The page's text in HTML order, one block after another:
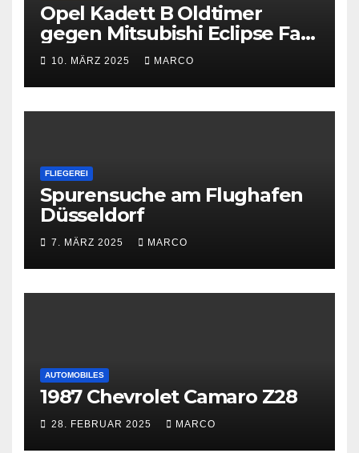
Opel Kadett B Oldtimer
gegen Mitsubishi Eclipse Fast
and Furious
10. MÄRZ 2025 MARCO
FLIEGEREI
Spurensuche am Flughafen
Düsseldorf
7. MÄRZ 2025 MARCO
AUTOMOBILES
1987 Chevrolet Camaro Z28
28. FEBRUAR 2025 MARCO